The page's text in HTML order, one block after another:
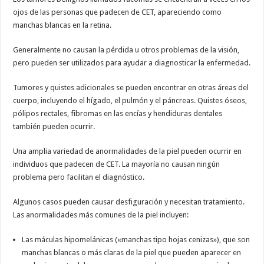
ojos de las personas que padecen de CET, apareciendo como
manchas blancas en la retina.
Generalmente no causan la pérdida u otros problemas de la visión,
pero pueden ser utilizados para ayudar a diagnosticar la enfermedad.
Tumores y quistes adicionales se pueden encontrar en otras áreas del
cuerpo, incluyendo el hígado, el pulmón y el páncreas. Quistes óseos,
pólipos rectales, fibromas en las encías y hendiduras dentales
también pueden ocurrir.
Una amplia variedad de anormalidades de la piel pueden ocurrir en
individuos que padecen de CET. La mayoría no causan ningún
problema pero facilitan el diagnóstico.
Algunos casos pueden causar desfiguración y necesitan tratamiento.
Las anormalidades más comunes de la piel incluyen:
Las máculas hipomelánicas («manchas tipo hojas cenizas»), que son
manchas blancas o más claras de la piel que pueden aparecer en